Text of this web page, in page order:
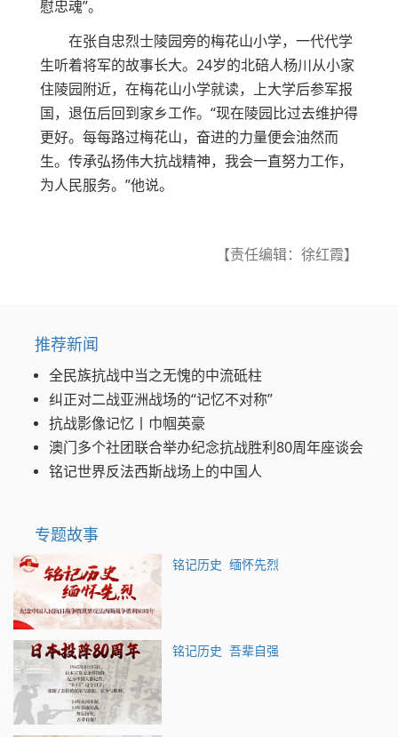
慰忠魂”。
在张自忠烈士陵园旁的梅花山小学，一代代学
生听着将军的故事长大。24岁的北碚人杨川从小家
住陵园附近，在梅花山小学就读，上大学后参军报
国，退伍后回到家乡工作。“现在陵园比过去维护得
更好。每每路过梅花山，奋进的力量便会油然而
生。传承弘扬伟大抗战精神，我会一直努力工作，
为人民服务。”他说。
【责任编辑：徐红霞】
推荐新闻
全民族抗战中当之无愧的中流砥柱
纠正对二战亚洲战场的“记忆不对称”
抗战影像记忆丨巾帼英豪
澳门多个社团联合举办纪念抗战胜利80周年座谈会
铭记世界反法西斯战场上的中国人
专题故事
铭记历史 缅怀先烈
铭记历史 吾辈自强